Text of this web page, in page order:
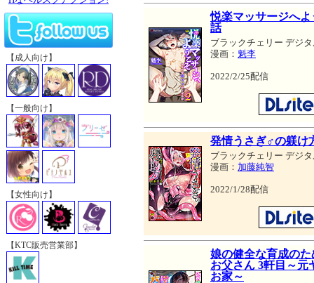
【成人向け】
【一般向け】
【女性向け】
【KTC販売営業部】
悦楽マッサージへ
話
ブラックチェリー デジ
漫画： 魁李
2022/2/25配信
発情うさぎ♂の躾け
ブラックチェリー デジ
漫画： 加藤純智
2022/1/28配信
娘の健全な育成の
お父さん 3軒目～元
お家～